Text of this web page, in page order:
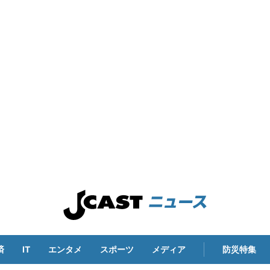
IT エンタメ スポーツ メディア 防災特集